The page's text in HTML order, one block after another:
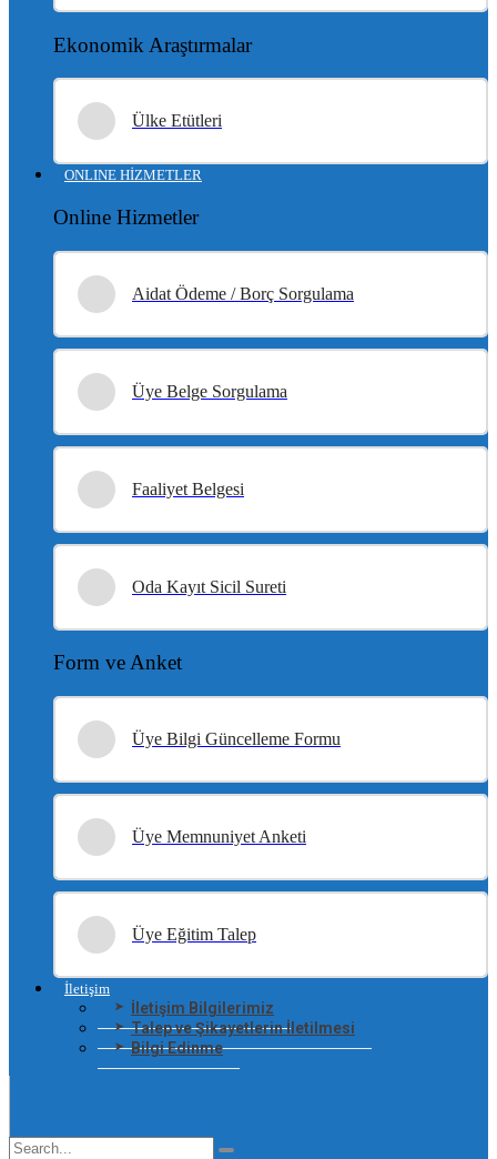
Ekonomik Araştırmalar
Ülke Etütleri
ONLINE HİZMETLER
Online Hizmetler
Aidat Ödeme / Borç Sorgulama
Üye Belge Sorgulama
Faaliyet Belgesi
Oda Kayıt Sicil Sureti
Form ve Anket
Üye Bilgi Güncelleme Formu
Üye Memnuniyet Anketi
Üye Eğitim Talep
İletişim
İletişim Bilgilerimiz
Talep ve Şikayetlerin İletilmesi
Bilgi Edinme